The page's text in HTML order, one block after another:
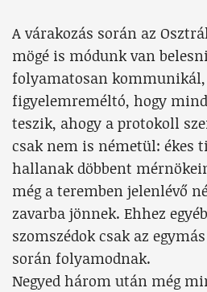
A várakozás során az
mögé is módunk van
folyamatosan kommunikál,
figyelemreméltó, hogy
teszik, ahogy a protokoll
csak nem is németül: ékes
hallanak döbbent
még a teremben jelenlévő
zavarba jönnek. Ehhez
szomszédok csak az
során folyamodnak.
Negyed három után még